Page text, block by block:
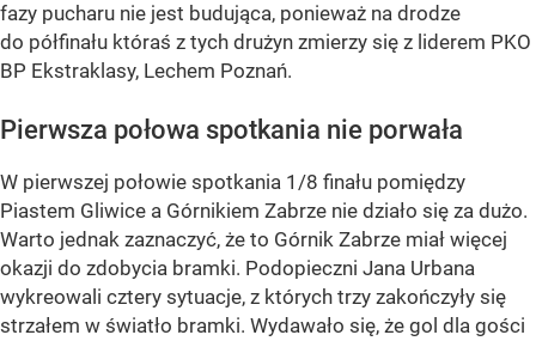
fazy pucharu nie jest budująca, ponieważ na drodze
do półfinału któraś z tych drużyn zmierzy się z liderem PKO
BP Ekstraklasy, Lechem Poznań.
Pierwsza połowa spotkania nie porwała
W pierwszej połowie spotkania 1/8 finału pomiędzy
Piastem Gliwice a Górnikiem Zabrze nie działo się za dużo.
Warto jednak zaznaczyć, że to Górnik Zabrze miał więcej
okazji do zdobycia bramki. Podopieczni Jana Urbana
wykreowali cztery sytuacje, z których trzy zakończyły się
strzałem w światło bramki. Wydawało się, że gol dla gości